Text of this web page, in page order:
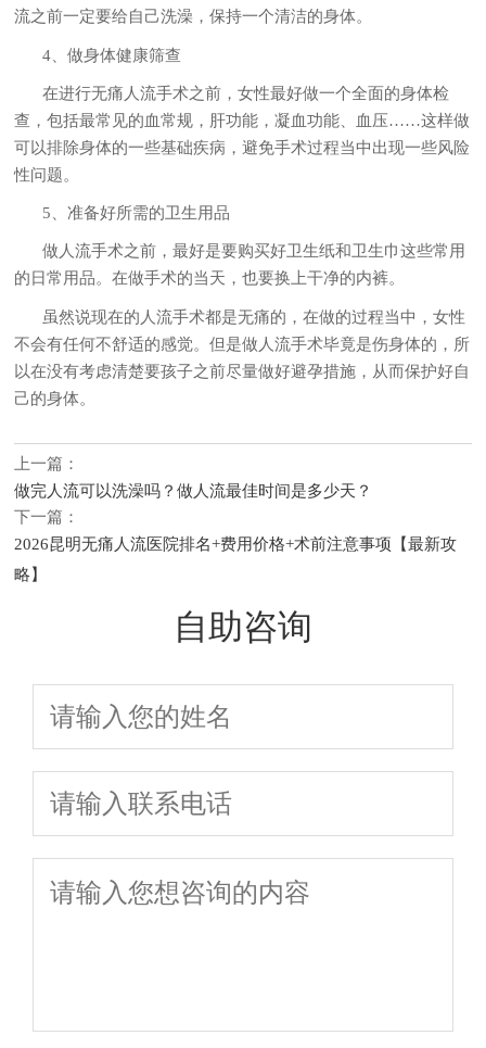
流之前一定要给自己洗澡，保持一个清洁的身体。
4、做身体健康筛查
在进行无痛人流手术之前，女性最好做一个全面的身体检
查，包括最常见的血常规，肝功能，凝血功能、血压……这样做
可以排除身体的一些基础疾病，避免手术过程当中出现一些风险
性问题。
5、准备好所需的卫生用品
做人流手术之前，最好是要购买好卫生纸和卫生巾这些常用
的日常用品。在做手术的当天，也要换上干净的内裤。
虽然说现在的人流手术都是无痛的，在做的过程当中，女性
不会有任何不舒适的感觉。但是做人流手术毕竟是伤身体的，所
以在没有考虑清楚要孩子之前尽量做好避孕措施，从而保护好自
己的身体。
上一篇：
做完人流可以洗澡吗？做人流最佳时间是多少天？
下一篇：
2026昆明无痛人流医院排名+费用价格+术前注意事项【最新攻
略】
自助咨询